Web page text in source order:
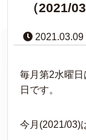
（2021/03
2021.03.09
毎月第2水曜
日です。
今月(2021/03)